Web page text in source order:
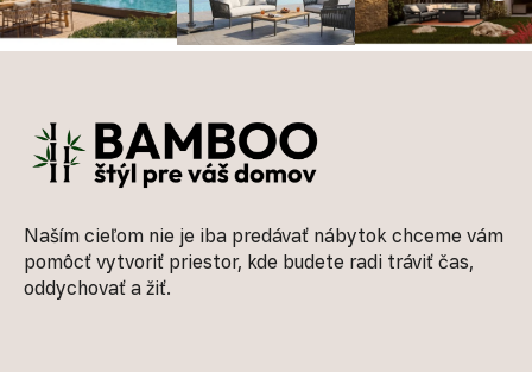
Naším cieľom nie je iba predávať nábytok chceme vám
pomôcť vytvoriť priestor, kde budete radi tráviť čas,
oddychovať a žiť.